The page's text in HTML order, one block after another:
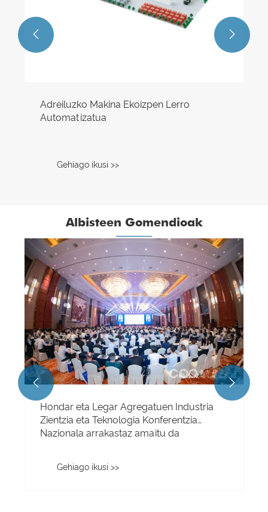
Adreiluzko Makina Ekoizpen Lerro
Automatizatua
Gehiago ikusi >>
 
Albisteen Gomendioak
Hondar eta Legar Agregatuen Industria
Zientzia eta Teknologia Konferentzia
Nazionala arrakastaz amaitu da
Gehiago ikusi >>
 